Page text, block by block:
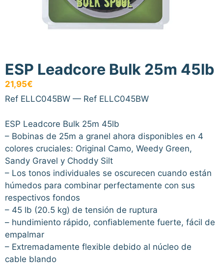
ESP Leadcore Bulk 25m 45lb
21,95€
Ref ELLC045BW — Ref ELLC045BW
ESP Leadcore Bulk 25m 45lb
– Bobinas de 25m a granel ahora disponibles en 4
colores cruciales: Original Camo, Weedy Green,
Sandy Gravel y Choddy Silt
– Los tonos individuales se oscurecen cuando están
húmedos para combinar perfectamente con sus
respectivos fondos
– 45 lb (20.5 kg) de tensión de ruptura
– hundimiento rápido, confiablemente fuerte, fácil de
empalmar
– Extremadamente flexible debido al núcleo de
cable blando